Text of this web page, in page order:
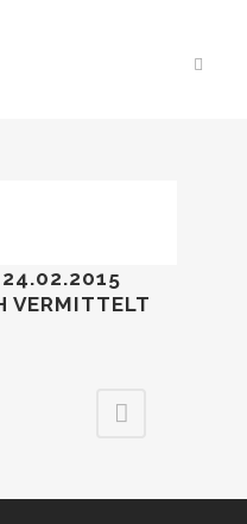
24.02.2015
VERMITTELT